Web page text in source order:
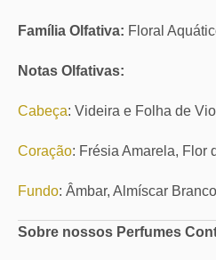
Família Olfativa: Floral
Notas Olfativas:
Cabeça: Videira e Folha de
Coração: Frésia Amarela, Flor
Fundo: Âmbar, Almíscar
Sobre nossos Perfumes